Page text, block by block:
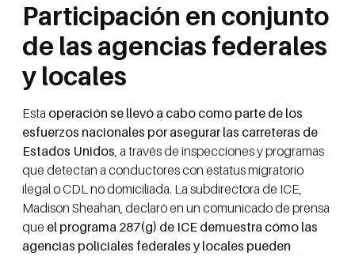
Participación en conjunto
de las agencias federales
y locales
Esta operación se llevó a cabo como parte de los
esfuerzos nacionales por asegurar las carreteras de
Estados Unidos, a través de inspecciones y programas
que detectan a conductores con estatus migratorio
ilegal o CDL no domiciliada. La subdirectora de ICE,
Madison Sheahan, declaró en un comunicado de prensa
que el programa 287(g) de ICE demuestra cómo las
agencias policiales federales y locales pueden